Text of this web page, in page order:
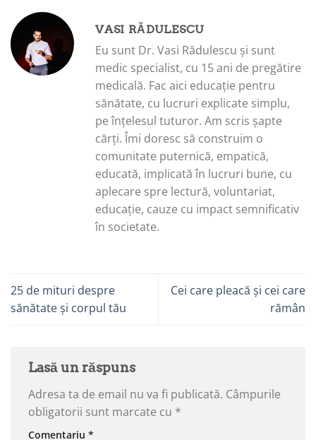
VASI RĂDULESCU
Eu sunt Dr. Vasi Rădulescu și sunt
medic specialist, cu 15 ani de pregătire
medicală. Fac aici educație pentru
sănătate, cu lucruri explicate simplu,
pe înțelesul tuturor. Am scris șapte
cărți. Îmi doresc să construim o
comunitate puternică, empatică,
educată, implicată în lucruri bune, cu
aplecare spre lectură, voluntariat,
educație, cauze cu impact semnificativ
în societate.
25 de mituri despre
sănătate și corpul tău
Cei care pleacă și cei care
rămân
Lasă un răspuns
Adresa ta de email nu va fi publicată. Câmpurile
obligatorii sunt marcate cu *
Comentariu *